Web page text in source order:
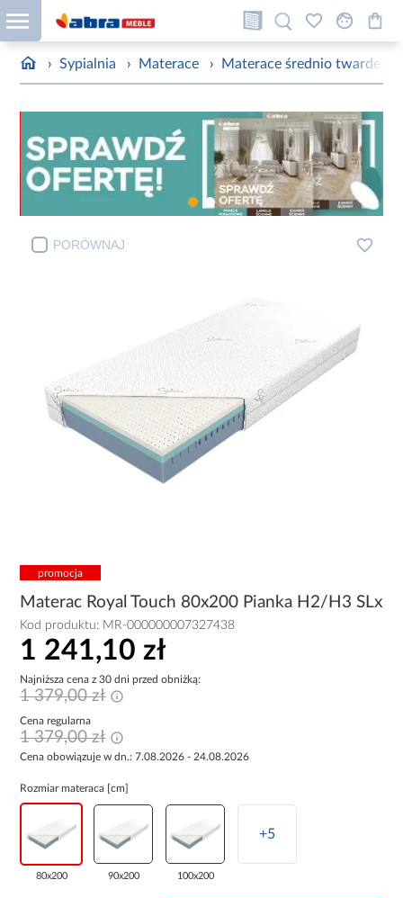
› Sypialnia › Materace › Materace średnio twarde
PORÓWNAJ
promocja
Materac Royal Touch 80x200 Pianka H2/H3 SLx
Kod produktu: MR-000000007327438
1 241,10 zł
Najniższa cena z 30 dni przed obniżką:
1 379,00 zł
Cena regularna
1 379,00 zł
Cena obowiązuje w dn.: 7.08.2026 - 24.08.2026
Rozmiar materaca [cm]
80x200 90x200 100x200
+5